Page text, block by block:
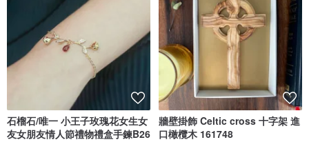
石榴石/唯一 小王子玫瑰花女生女
友女朋友情人節禮物禮盒手鍊B26
牆壁掛飾 Celtic cross 十字架 進
口橄欖木 161748